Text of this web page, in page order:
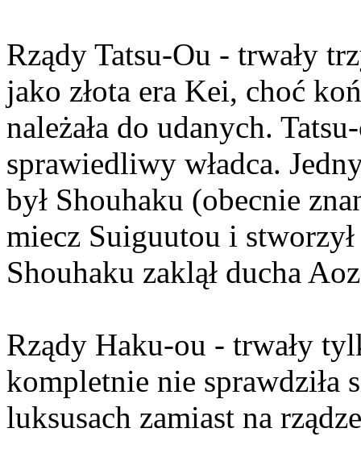
Rządy Tatsu-Ou - trwały
jako złota era Kei, choć
należała do udanych.
sprawiedliwy władca.
był Shouhaku (obecnie
miecz Suiguutou i
Shouhaku zaklął ducha
Rządy Haku-ou - trwały
kompletnie nie sprawdziła
luksusach zamiast na